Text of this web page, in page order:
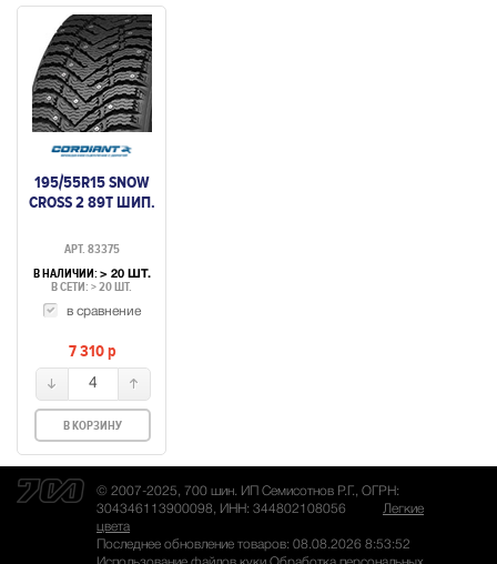
195/55R15 SNOW
CROSS 2 89T ШИП.
АРТ. 83375
В НАЛИЧИИ: > 20 ШТ.
В СЕТИ: > 20 ШТ.
в сравнение
7 310p
4
В КОРЗИНУ
© 2007-2025, 700 шин. ИП Семисотнов Р.Г., ОГРН:
304346113900098, ИНН: 344802108056
Легкие
цвета
Последнее обновление товаров: 08.08.2026 8:53:52